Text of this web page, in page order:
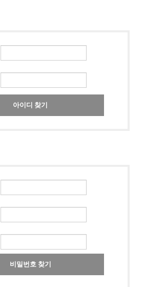
아이디 찾기
비밀번호 찾기